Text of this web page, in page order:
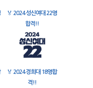
🏅 2024 성신여대 22명
합격!!
🏅 2024 경희대 18명합
격!!